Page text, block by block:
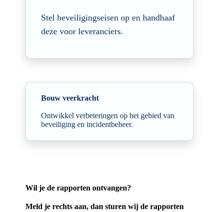
Stel beveiligingseisen op en handhaaf
deze voor leveranciers.
Bouw veerkracht
Ontwikkel verbeteringen op het gebied van
beveiliging en incidentbeheer.
Wil je de rapporten ontvangen?
Meld je rechts aan, dan sturen wij de rapporten